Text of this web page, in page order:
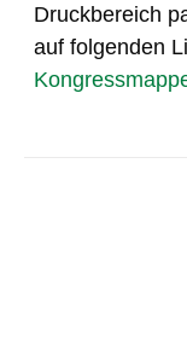
Druckbereich
auf folgenden